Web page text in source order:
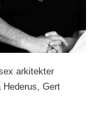
arkitekter
Hederus, Gert